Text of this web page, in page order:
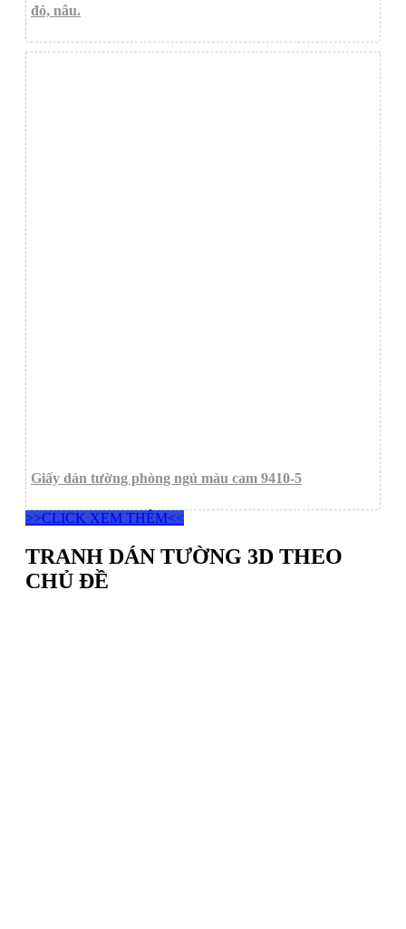
đỏ, nâu.
Giấy dán tường phòng ngủ màu cam 9410-5
>>CLICK XEM THÊM<<
TRANH DÁN TƯỜNG 3D THEO
CHỦ ĐỀ